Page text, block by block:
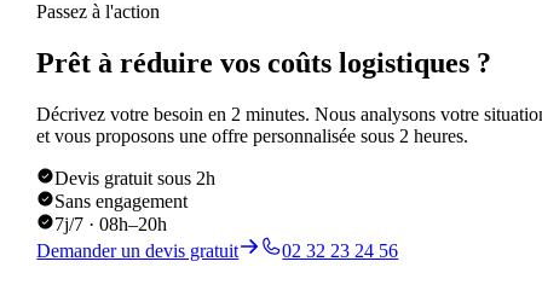
Passez à l'action
Prêt à réduire vos coûts logistiques ?
Décrivez votre besoin en 2 minutes. Nous analysons votre
et vous proposons une offre personnalisée sous 2 heures.
Devis gratuit sous 2h
Sans engagement
7j/7 · 08h–20h
Demander un devis gratuit
02 32 23 24 56